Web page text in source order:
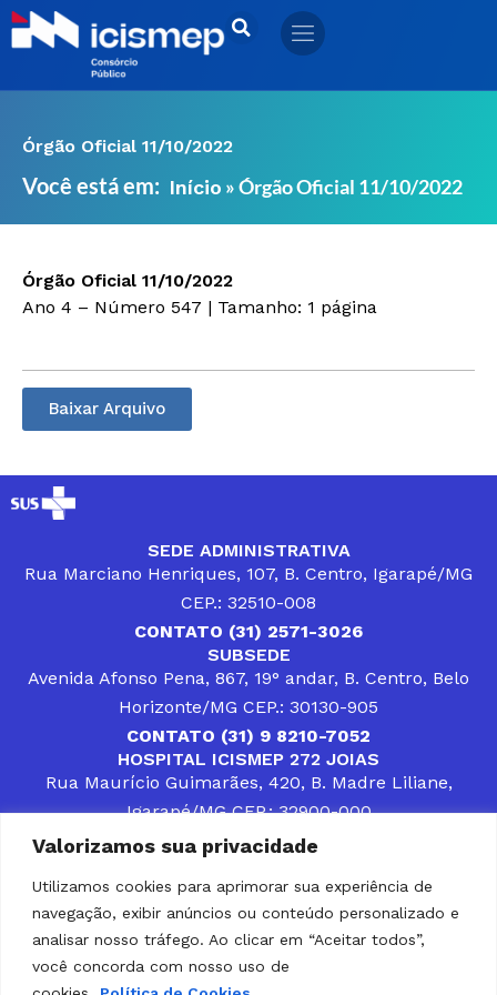
Valorizamos sua privacidade
Utilizamos cookies para aprimorar sua experiência de
navegação, exibir anúncios ou conteúdo personalizado e
analisar nosso tráfego. Ao clicar em “Aceitar todos”,
você concorda com nosso uso de
Ir
para
Órgão Oficial 11/10/2022
Você está em: Início »Órgão Oficial 11/10/2022
Órgão Oficial 11/10/2022
Ano 4 – Número 547 | Tamanho: 1 página
Baixar Arquivo
SEDE ADMINISTRATIVA
Rua Marciano Henriques, 107, B. Centro, Igarapé/MG
CEP.: 32510-008
CONTATO (31) 2571-3026
SUBSEDE
Avenida Afonso Pena, 867, 19° andar, B. Centro, Belo
Horizonte/MG CEP.: 30130-905
CONTATO (31) 9 8210-7052
HOSPITAL ICISMEP 272 JOIAS
Rua Maurício Guimarães, 420, B. Madre Liliane,
Igarapé/MG CEP.: 32900-000
CONTATOS (31) 3512-4400 ou (31) 9 8309-8660
DESENVOLVER SOLUÇÕES, AÇÕES E SERVIÇOS
PÚBLICOS QUE COMPLEMENTEM A ASSISTÊNCIA À
POPULAÇÃO DA REGIÃO EM QUE ATUA, SENDO
PARCEIRO DOS MUNICÍPIOS CONSORCIADOS NA
SOLUÇÃO DE DIFICULDADES ENFRENTADAS POR
GESTORES MUNICIPAIS, É O COMPROMISSO DO
ICISMEP.